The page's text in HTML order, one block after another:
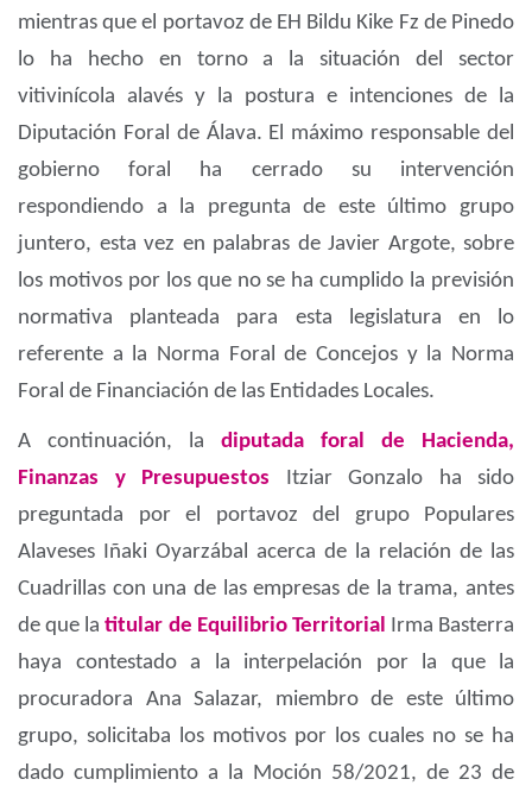
mientras que el portavoz de EH Bildu Kike Fz de Pinedo
lo ha hecho en torno a la situación del sector
vitivinícola alavés y la postura e intenciones de la
Diputación Foral de Álava. El máximo responsable del
gobierno foral ha cerrado su intervención
respondiendo a la pregunta de este último grupo
juntero, esta vez en palabras de Javier Argote, sobre
los motivos por los que no se ha cumplido la previsión
normativa planteada para esta legislatura en lo
referente a la Norma Foral de Concejos y la Norma
Foral de Financiación de las Entidades Locales.
A continuación, la diputada foral de Hacienda,
Finanzas y Presupuestos Itziar Gonzalo ha sido
preguntada por el portavoz del grupo Populares
Alaveses Iñaki Oyarzábal acerca de la relación de las
Cuadrillas con una de las empresas de la trama, antes
de que latitular de Equilibrio Territorial Irma Basterra
haya contestado a la interpelación por la que la
procuradora Ana Salazar, miembro de este último
grupo, solicitaba los motivos por los cuales no se ha
dado cumplimiento a la Moción 58/2021, de 23 de